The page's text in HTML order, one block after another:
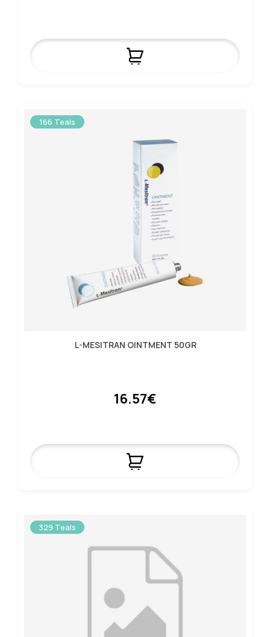
166 Teals
L-MESITRAN OINTMENT 50GR
16.57€
329 Teals